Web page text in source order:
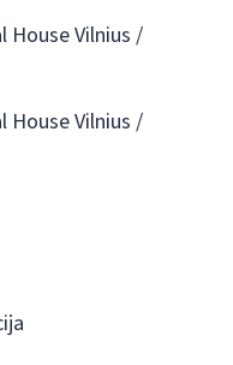
Vilnius /
House Vilnius /